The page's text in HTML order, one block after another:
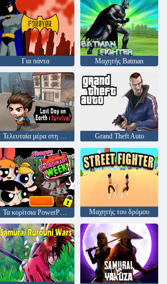
Για πάντα Μαχητής Batman
Grand Theft Auto
Τα κορίτσια PowerPuff Unordinary Week Μαχητής του δρόμου